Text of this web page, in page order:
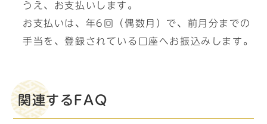
うえ、お支払いします。
お支払いは、年6回（偶数月）で、前月分までの
手当を、登録されている口座へお振込みします。
関連するFAQ